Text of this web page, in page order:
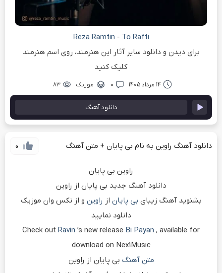
Reza Ramtin - To Rafti
برای دیدن و دانلود سایر آثار این هنرمند، روی اسم هنرمند
کلیک کنید
14 مرداد 1405 ۰ موزیک ۸۳
دانلود آهنگ
0 دانلود آهنگ راوین به نام بی پایان + متن آهنگ
راوین بی پایان
دانلود آهنگ جدید بی پایان از راوین
بشنوید آهنگ زیبای بی پایان از راوین و از نکس وان موزیک
دانلود نمایید
Check out Ravin ’s new release Bi Payan , available for
download on Nex1Music
متن آهنگ بی پایان از راوین